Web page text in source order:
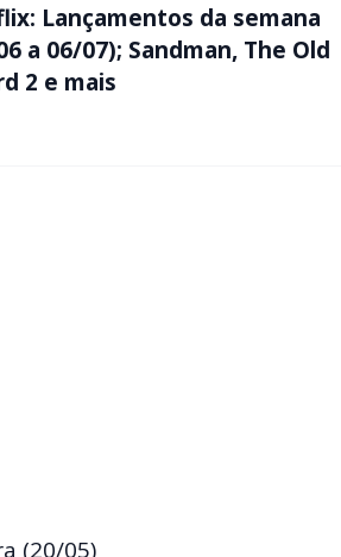
Lançamentos da semana
a 06/07); Sandman, The Old
2 e mais
(20/05)